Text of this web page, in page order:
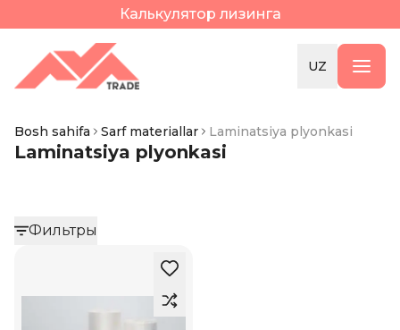
Калькулятор лизинга
UZ
Bosh sahifa Sarf materiallar Laminatsiya plyonkasi
Laminatsiya plyonkasi
Фильтры